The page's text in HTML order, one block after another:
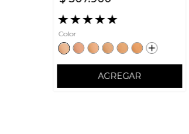
★★★★★
Color
AGREGAR